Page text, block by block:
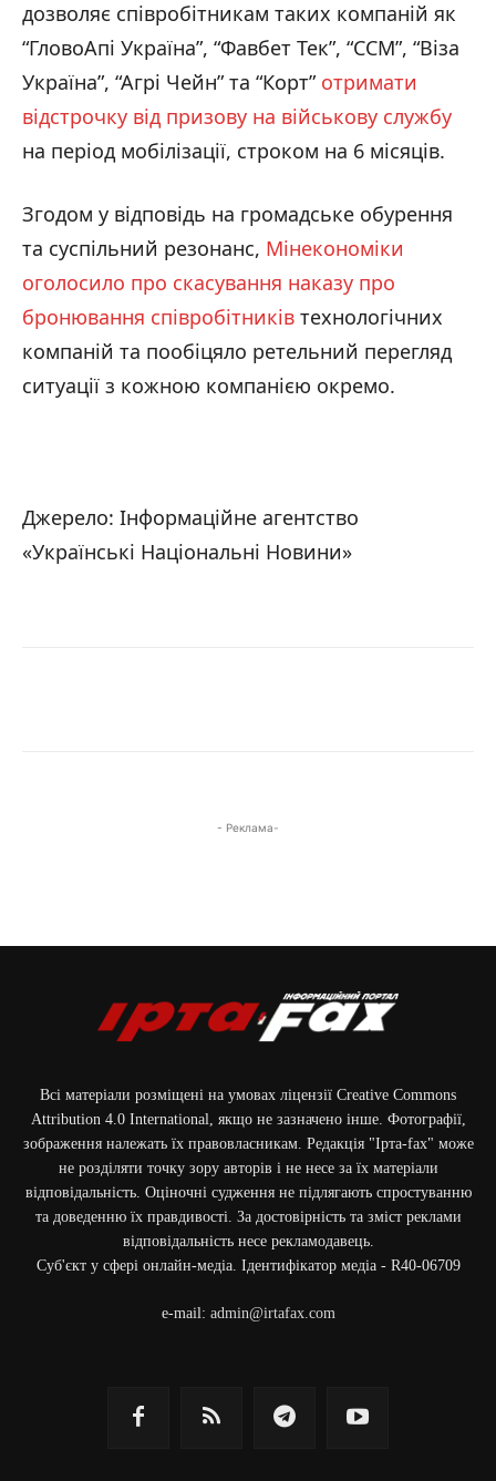
дозволяє співробітникам таких компаній як
“ГловоАпі Україна”, “Фавбет Тек”, “ССМ”, “Віза
Україна”, “Агрі Чейн” та “Корт” отримати
відстрочку від призову на військову службу
на період мобілізації, строком на 6 місяців.
Згодом у відповідь на громадське обурення
та суспільний резонанс, Мінекономіки
оголосило про скасування наказу про
бронювання співробітників технологічних
компаній та пообіцяло ретельний перегляд
ситуації з кожною компанією окремо.
Джерело: Інформаційне агентство
«Українські Національні Новини»
- Реклама-
Всі матеріали розміщені на умовах ліцензії Creative Commons
Attribution 4.0 International, якщо не зазначено інше. Фотографії,
зображення належать їх правовласникам. Редакція "Ірта-fax" може
не розділяти точку зору авторів і не несе за їх матеріали
відповідальність. Оціночні судження не підлягають спростуванню
та доведенню їх правдивості. За достовірність та зміст реклами
відповідальність несе рекламодавець.
Cуб'єкт у сфері онлайн-медіа. Ідентифікатор медіа - R40-06709
e-mail: admin@irtafax.com